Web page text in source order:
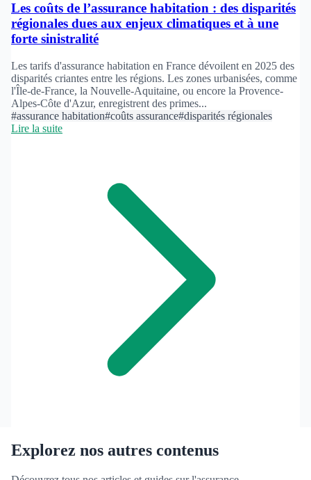
Les coûts de l’assurance habitation : des disparités
régionales dues aux enjeux climatiques et à une
forte sinistralité
Les tarifs d'assurance habitation en France dévoilent en 2025 des
disparités criantes entre les régions. Les zones urbanisées, comme
l'Île-de-France, la Nouvelle-Aquitaine, ou encore la Provence-
Alpes-Côte d'Azur, enregistrent des primes...
#assurance habitation#coûts assurance#disparités régionales
Lire la suite
Explorez nos autres contenus